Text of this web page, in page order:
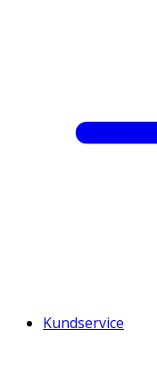
Kundservice